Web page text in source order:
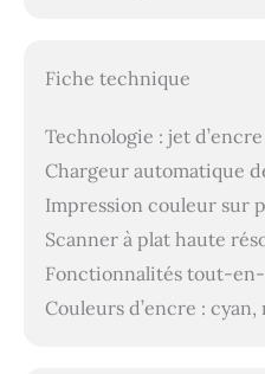
Fiche technique
Technologie : jet d’encre
Chargeur automatique
Impression couleur sur
Scanner à plat haute
Fonctionnalités tout-
Couleurs d’encre :